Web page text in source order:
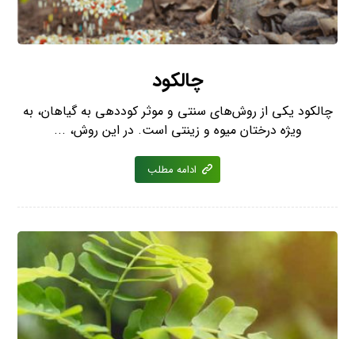
چالکود
چالکود یکی از روش‌های سنتی و موثر کوددهی به گیاهان، به
ویژه درختان میوه و زینتی است. در این روش، ...
ادامه مطلب